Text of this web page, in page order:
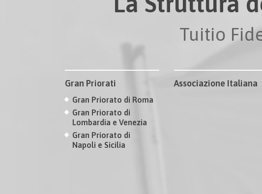
Tuitio
Gran Priorati
Gran Priorato di Roma
Gran Priorato di
Lombardia e Venezia
Gran Priorato di
Napoli e Sicilia
Associazione Italiana